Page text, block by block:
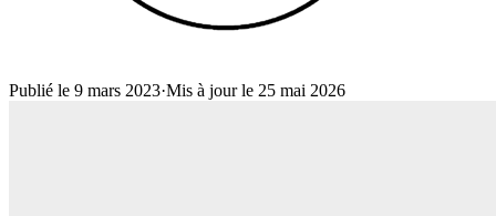
Publié le 9 mars 2023·Mis à jour le 25 mai 2026